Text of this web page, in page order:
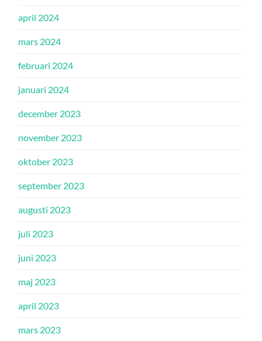
april 2024
mars 2024
februari 2024
januari 2024
december 2023
november 2023
oktober 2023
september 2023
augusti 2023
juli 2023
juni 2023
maj 2023
april 2023
mars 2023